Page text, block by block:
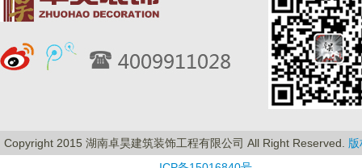
Copyright 2015 湖南卓昊建筑装饰工程有限公司 All Right Reserved.